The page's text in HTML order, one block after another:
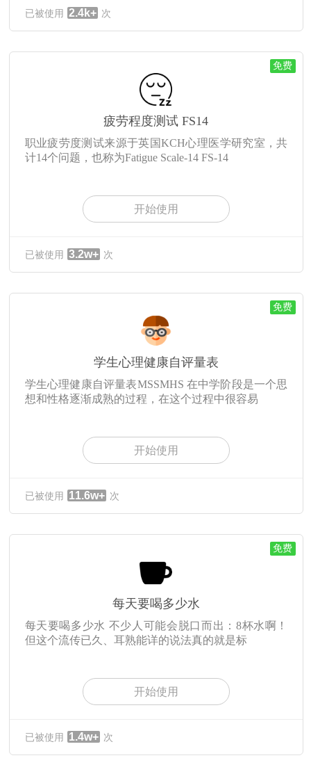
已被使用 2.4k+ 次
免费
疲劳程度测试 FS14
职业疲劳度测试来源于英国KCH心理医学研究室，共
计14个问题，也称为Fatigue Scale-14 FS-14
开始使用
已被使用 3.2w+ 次
免费
学生心理健康自评量表
学生心理健康自评量表MSSMHS 在中学阶段是一个思
想和性格逐渐成熟的过程，在这个过程中很容易
开始使用
已被使用 11.6w+ 次
免费
每天要喝多少水
每天要喝多少水 不少人可能会脱口而出：8杯水啊！
但这个流传已久、耳熟能详的说法真的就是标
开始使用
已被使用 1.4w+ 次